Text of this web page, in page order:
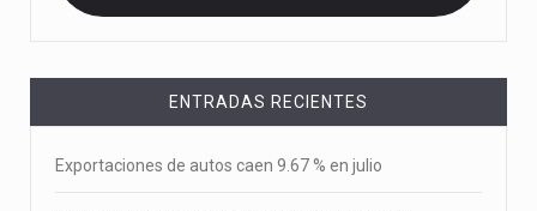
ENTRADAS RECIENTES
Exportaciones de autos caen 9.67 % en julio